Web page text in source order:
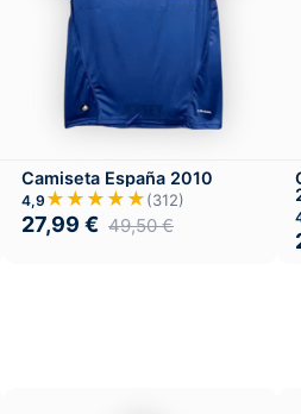
Camiseta España 2010
4,9 ★★★★★(312)
27,99 € 49,50€